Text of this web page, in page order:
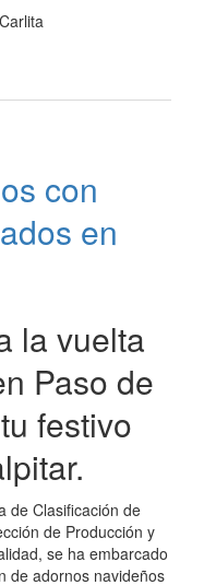
con
en
la vuelta
Paso de
festivo
de Clasificación de
de Producción y
se ha embarcado
de adornos navideños